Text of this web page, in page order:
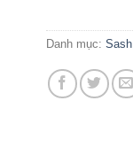
Danh mục: